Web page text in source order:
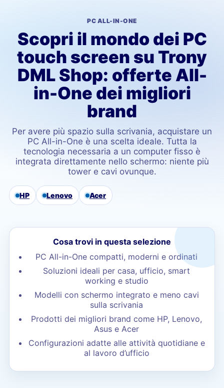
PC ALL-IN-ONE
Scopri il mondo dei PC
touch screen su Trony
DML Shop: offerte All-
in-One dei migliori
brand
Per avere più spazio sulla scrivania, acquistare un
PC All-in-One è una scelta ideale. Tutta la
tecnologia necessaria a un computer fisso è
integrata direttamente nello schermo: niente più
tower e cavi ovunque.
HP Lenovo Acer
Cosa trovi in questa selezione
PC All-in-One compatti, moderni e ordinati
Soluzioni ideali per casa, ufficio, smart
working e studio
Modelli con schermo integrato e meno cavi
sulla scrivania
Prodotti dei migliori brand come HP, Lenovo,
Asus e Acer
Configurazioni adatte alle attività quotidiane e
al lavoro d’ufficio